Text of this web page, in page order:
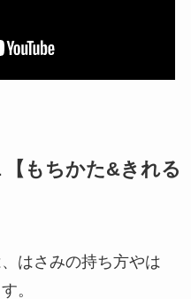
もちかた&きれる
はさみの持ち方やは
。